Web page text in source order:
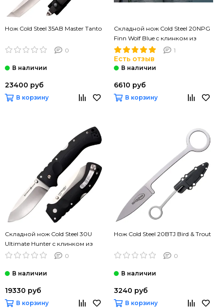
Нож Cold Steel 35AB Master Tanto
0
23400 руб
В корзину
Складной нож Cold Steel 20NPG
Finn Wolf Blue c клинком из
стали AUS-8, рукоять Grivory
(Griv-Ex)
1
Есть отзыв
6610 руб
В корзину
Складной нож Cold Steel 30U
Ultimate Hunter c клинком из
стали CPM-S35VN, рукоять G10
0
19330 руб
В корзину
Нож Cold Steel 20BTJ Bird & Trout
0
3240 руб
В корзину